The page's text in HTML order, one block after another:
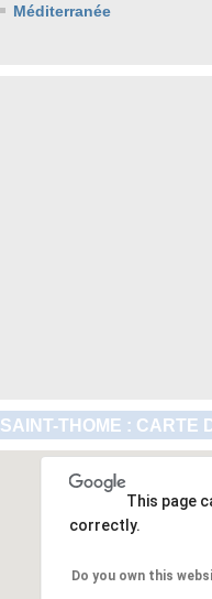
Méditerranée
SAINT-THOME : CARTE
This page
correctly.
Do you own this